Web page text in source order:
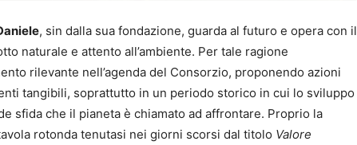
, sin dalla sua fondazione, guarda al futuro e opera con il
naturale e attento all’ambiente. Per tale ragione
rilevante nell’agenda del Consorzio, proponendo azioni
tangibili, soprattutto in un periodo storico in cui lo sviluppo
sfida che il pianeta è chiamato ad affrontare. Proprio la
rotonda tenutasi nei giorni scorsi dal titolo Valore